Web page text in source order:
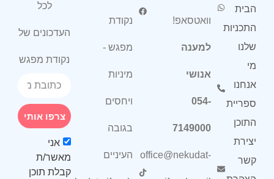
הבית
התכניות
שלנו
מי
אנחנו
ספריית
התוכן
יצירת
קשר
וואטסאפ!
למענה
אנושי
054-
7149000
office@nekudat-
נקודת
מפגש -
מיניות
ויחסים
בגובה
העיניים
לכל
העדכונים של
נקודת מפגש
אני
מאשר/ת
קבלת תוכן
צרפו אותי